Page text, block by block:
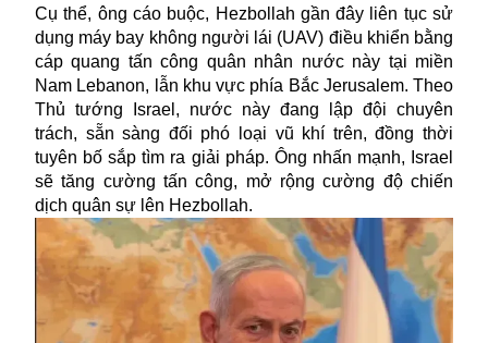
Cụ thể, ông cáo buộc, Hezbollah gần đây liên tục sử
dụng máy bay không người lái (UAV) điều khiển bằng
cáp quang tấn công quân nhân nước này tại miền
Nam Lebanon, lẫn khu vực phía Bắc Jerusalem. Theo
Thủ tướng Israel, nước này đang lập đội chuyên
trách, sẵn sàng đối phó loại vũ khí trên, đồng thời
tuyên bố sắp tìm ra giải pháp. Ông nhấn mạnh, Israel
sẽ tăng cường tấn công, mở rộng cường độ chiến
dịch quân sự lên Hezbollah.